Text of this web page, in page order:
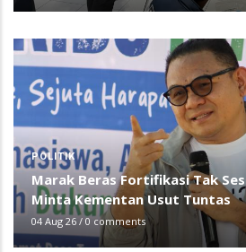
POLITIK
Marak Beras Fortifikasi Tak
Minta Kementan Usut Tuntas
04 Aug 26 / 0 comments